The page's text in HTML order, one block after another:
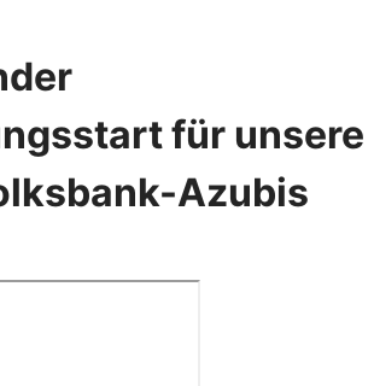
für unsere
Azubis